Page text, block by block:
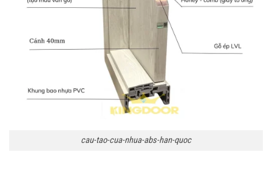
cau-tao-cua-nhua-abs-han-quoc